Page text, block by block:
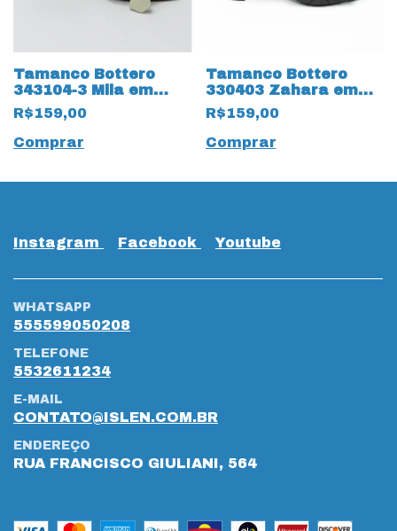
Tamanco Bottero
343104-3 Mila em
Couro Natural Gelo
R$159,00
Comprar
Tamanco Bottero
330403 Zahara em
Couro Legítimo
R$159,00
Comprar
Instagram Facebook Youtube
WHATSAPP
555599050208
TELEFONE
5532611234
E-MAIL
CONTATO@ISLEN.COM.BR
ENDEREÇO
RUA FRANCISCO GIULIANI, 564